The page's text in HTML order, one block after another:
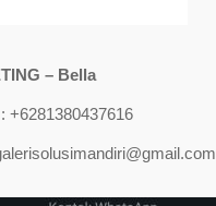
– Bella
+6281380437616